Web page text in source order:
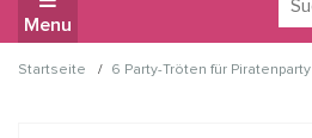
Menu
Startseite / 6 Party-Tröten für Piratenparty